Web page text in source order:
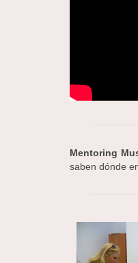
Mentoring
saben dónde